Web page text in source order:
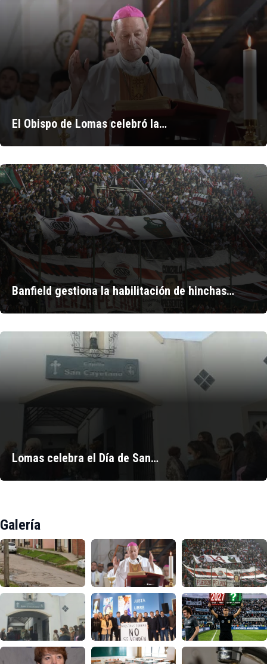
El Obispo de Lomas celebró la…
Banfield gestiona la habilitación de hinchas…
Lomas celebra el Día de San…
Galería